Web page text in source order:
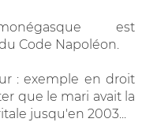
est
Code Napoléon.
: exemple en droit
que le mari avait la
jusqu'en 2003...